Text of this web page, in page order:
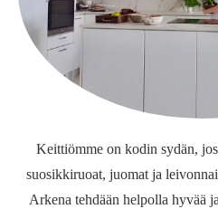
Keittiömme on kodin sydän,
suosikkiruoat, juomat ja
Arkena tehdään helpolla hyvää